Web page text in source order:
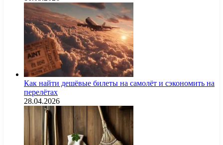
Как найти дешёвые билеты на самолёт и сэкономить на
перелётах
28.04.2026